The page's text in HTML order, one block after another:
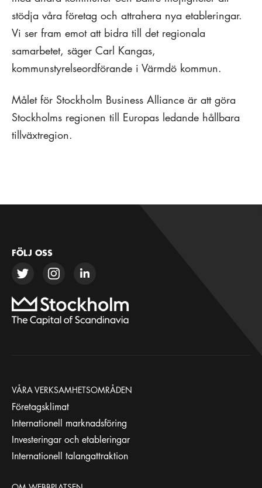
stödja våra företag och attrahera nya etableringar.
Vi ser fram emot att bidra till det regionala
samarbetet, säger Carl Kangas,
kommunstyrelseordförande i Värmdö kommun.
Målet för Stockholm Business Alliance är att göra
Stockholms regionen till Europas ledande hållbara
tillväxtregion.
FÖLJ OSS
VÅRA VERKSAMHETSOMRÅDEN
Företagsklimat
Internationell marknadsföring
Investeringar och etableringar
Internationell talangattraktion